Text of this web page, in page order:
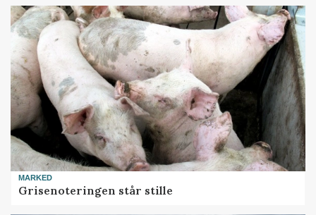
MARKED
Grisenoteringen står stille